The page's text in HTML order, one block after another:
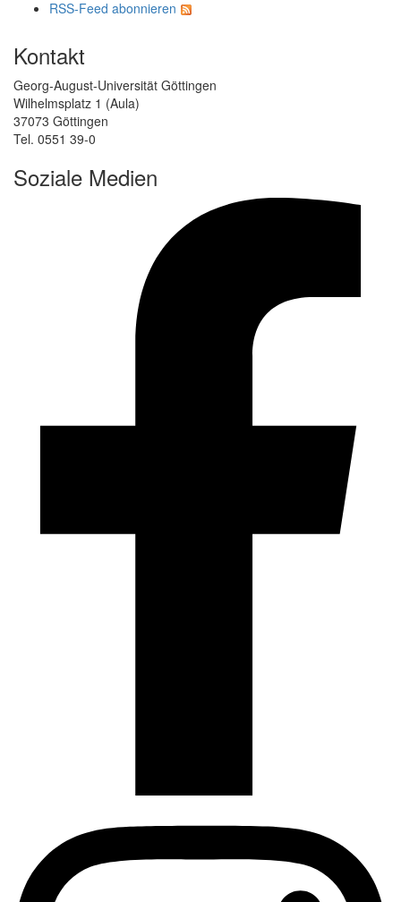
RSS-Feed abonnieren
Kontakt
Georg-August-Universität Göttingen
Wilhelmsplatz 1 (Aula)
37073 Göttingen
Tel. 0551 39-0
Soziale Medien